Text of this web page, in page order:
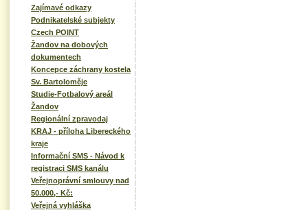
Zajímavé odkazy
Podnikatelské subjekty
Czech POINT
Žandov na dobových
dokumentech
Koncepce záchrany kostela
Sv. Bartoloměje
Studie-Fotbalový areál
Žandov
Regionální zpravodaj
KRAJ - příloha Libereckého
kraje
Informační SMS - Návod k
registraci SMS kanálu
Veřejnoprávní smlouvy nad
50.000,- Kč:
Veřejná vyhláška